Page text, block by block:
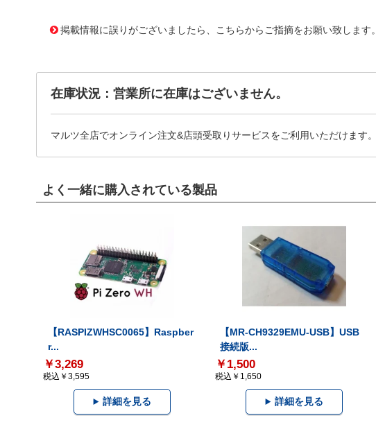
掲載情報に誤りがございましたら、こちらからご指摘をお願い致します。
在庫状況：営業所に在庫はございません。
マルツ全店でオンライン注文&店頭受取りサービスをご利用いただけます。
よく一緒に購入されている製品
【RASPIZWHSC0065】Raspber
r...
￥3,269
税込￥3,595
詳細を見る
【MR-CH9329EMU-USB】USB
接続版...
￥1,500
税込￥1,650
詳細を見る